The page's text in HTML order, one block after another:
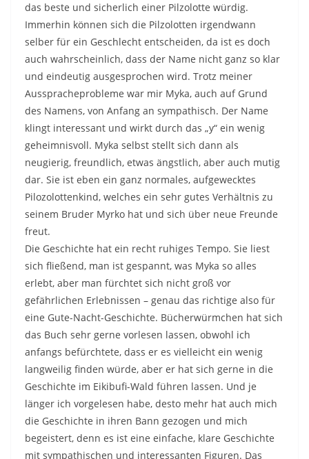
das beste und sicherlich einer Pilzolotte würdig.
Immerhin können sich die Pilzolotten irgendwann
selber für ein Geschlecht entscheiden, da ist es doch
auch wahrscheinlich, dass der Name nicht ganz so klar
und eindeutig ausgesprochen wird. Trotz meiner
Ausspracheprobleme war mir Myka, auch auf Grund
des Namens, von Anfang an sympathisch. Der Name
klingt interessant und wirkt durch das „y“ ein wenig
geheimnisvoll. Myka selbst stellt sich dann als
neugierig, freundlich, etwas ängstlich, aber auch mutig
dar. Sie ist eben ein ganz normales, aufgewecktes
Pilozolottenkind, welches ein sehr gutes Verhältnis zu
seinem Bruder Myrko hat und sich über neue Freunde
freut.
Die Geschichte hat ein recht ruhiges Tempo. Sie liest
sich fließend, man ist gespannt, was Myka so alles
erlebt, aber man fürchtet sich nicht groß vor
gefährlichen Erlebnissen – genau das richtige also für
eine Gute-Nacht-Geschichte. Bücherwürmchen hat sich
das Buch sehr gerne vorlesen lassen, obwohl ich
anfangs befürchtete, dass er es vielleicht ein wenig
langweilig finden würde, aber er hat sich gerne in die
Geschichte im Eikibufi-Wald führen lassen. Und je
länger ich vorgelesen habe, desto mehr hat auch mich
die Geschichte in ihren Bann gezogen und mich
begeistert, denn es ist eine einfache, klare Geschichte
mit sympathischen und interessanten Figuren. Das